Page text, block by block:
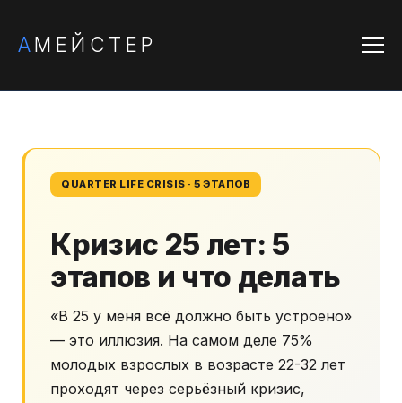
АМЕЙСТЕР
QUARTER LIFE CRISIS · 5 ЭТАПОВ
Кризис 25 лет: 5
этапов и что делать
«В 25 у меня всё должно быть устроено»
— это иллюзия. На самом деле 75%
молодых взрослых в возрасте 22-32 лет
проходят через серьёзный кризис,